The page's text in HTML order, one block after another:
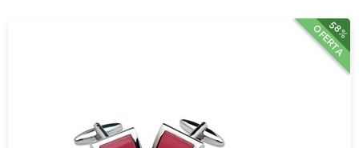
58%
OFERTA